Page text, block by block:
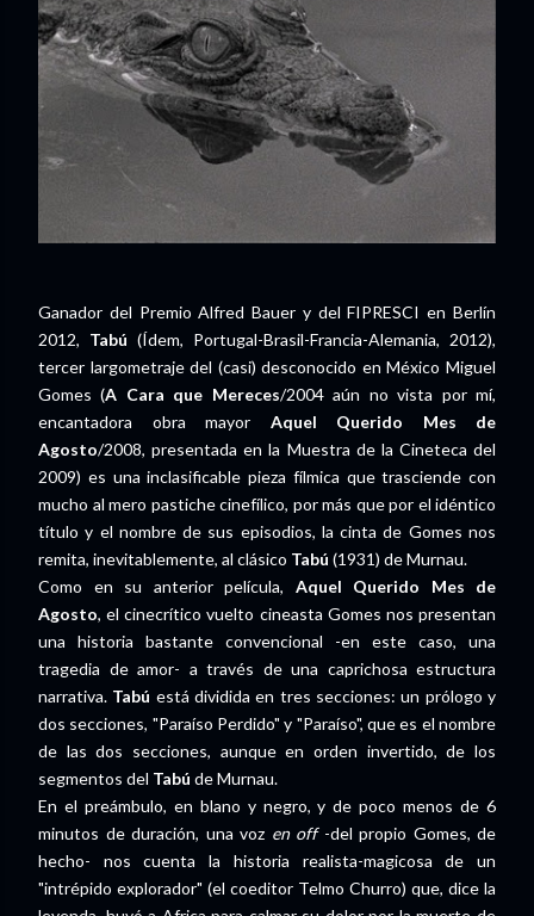
Ganador del Premio Alfred Bauer y del FIPRESCI en Berlín
2012, Tabú (Ídem, Portugal-Brasil-Francia-Alemania, 2012),
tercer largometraje del (casi) desconocido en México Miguel
Gomes (A Cara que Mereces/2004 aún no vista por mí,
encantadora obra mayor Aquel Querido Mes de
Agosto/2008, presentada en la Muestra de la Cineteca del
2009) es una inclasificable pieza fílmica que trasciende con
mucho al mero pastiche cinefílico, por más que por el idéntico
título y el nombre de sus episodios, la cinta de Gomes nos
remita, inevitablemente, al clásico Tabú (1931) de Murnau.
Como en su anterior película, Aquel Querido Mes de
Agosto, el cinecrítico vuelto cineasta Gomes nos presentan
una historia bastante convencional -en este caso, una
tragedia de amor- a través de una caprichosa estructura
narrativa. Tabú está dividida en tres secciones: un prólogo y
dos secciones, "Paraíso Perdido" y "Paraíso", que es el nombre
de las dos secciones, aunque en orden invertido, de los
segmentos del Tabú de Murnau.
En el preámbulo, en blano y negro, y de poco menos de 6
minutos de duración, una voz en off -del propio Gomes, de
hecho- nos cuenta la historia realista-magicosa de un
"intrépido explorador" (el coeditor Telmo Churro) que, dice la